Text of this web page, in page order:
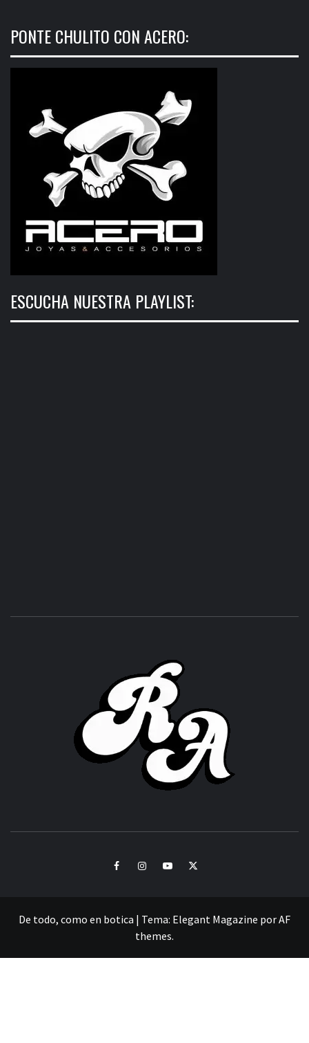
PONTE CHULITO CON ACERO:
ESCUCHA NUESTRA PLAYLIST:
FacebookInstagramYoutubeTwitter
De todo, como en botica | Tema: Elegant Magazine porAF
themes.